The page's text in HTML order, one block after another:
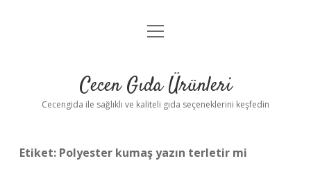
Anasayfa
Yasal Uyarı
menüyü
Cecen Gıda Ürünleri
Cecengida ile sağlıklı ve kaliteli gıda seçeneklerini keşfedin
Etiket: Polyester kumaş yazın terletir mi